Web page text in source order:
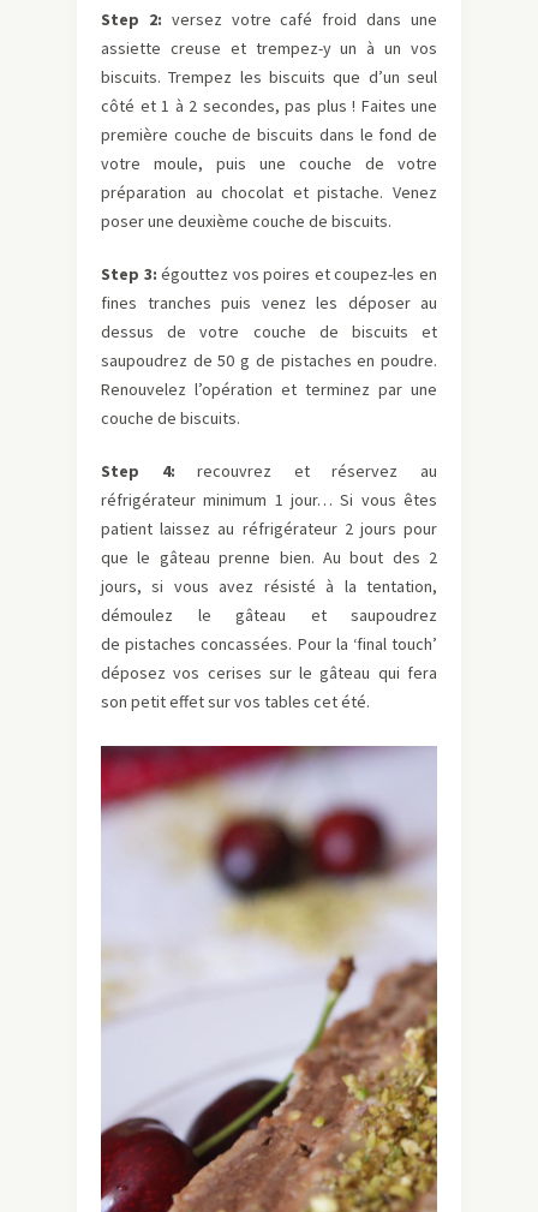
Step 2: versez votre café froid dans une
assiette creuse et trempez-y un à un vos
biscuits. Trempez les biscuits que d’un seul
côté et 1 à 2 secondes, pas plus ! Faites une
première couche de biscuits dans le fond de
votre moule, puis une couche de votre
préparation au chocolat et pistache. Venez
poser une deuxième couche de biscuits.
Step 3: égouttez vos poires et coupez-les en
fines tranches puis venez les déposer au
dessus de votre couche de biscuits et
saupoudrez de 50 g de pistaches en poudre.
Renouvelez l’opération et terminez par une
couche de biscuits.
Step 4: recouvrez et réservez au
réfrigérateur minimum 1 jour… Si vous êtes
patient laissez au réfrigérateur 2 jours pour
que le gâteau prenne bien. Au bout des 2
jours, si vous avez résisté à la tentation,
démoulez le gâteau et saupoudrez
de pistaches concassées. Pour la ‘final touch’
déposez vos cerises sur le gâteau qui fera
son petit effet sur vos tables cet été.